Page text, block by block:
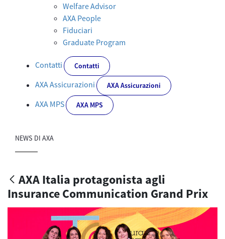
Welfare Advisor
AXA People
Fiduciari
Graduate Program
Contatti Contatti
AXA Assicurazioni AXA Assicurazioni
AXA MPS AXA MPS
NEWS DI AXA
AXA Italia protagonista agli
Insurance Communication Grand Prix